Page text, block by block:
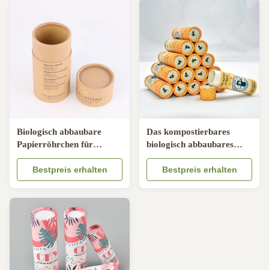
Biologisch abbaubare
Papierröhrchen für
Deodorant Stick mit Samt
Kissen Einfügen und
Schieben Design
Bestpreis erhalten
Das kompostierbares
biologisch abbaubares
Versenden packt
Durchmesser 0.5oz 76mm
Höhen-24mm ein
Bestpreis erhalten